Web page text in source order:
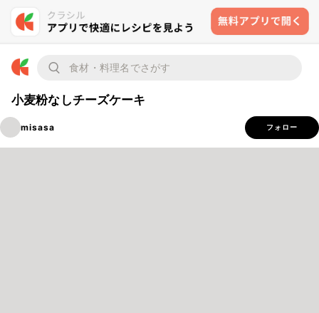
小麦粉なしチーズケーキ
misasa フォロー